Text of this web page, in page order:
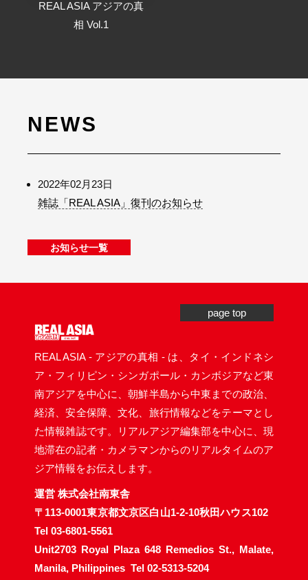
REAL ASIA アジアの真
相 Vol.1
NEWS
2022年02月23日
雑誌「REAL ASIA」復刊のお知らせ
お知らせ一覧
page top
REAL ASIA - アジアの真相 - は、タイ・インドネシ
ア・フィリピン・シンガポール・カンボジアなど東
南アジアを中心に、朝鮮半島から中東までの政治、
経済、安全保障、文化、旅行情報などをテーマとし
た情報雑誌です。リアルアジア編集部を中心に、現
地滞在の記者・カメラマンからのリアルタイムのア
ジア情報をお伝えします。
運営 株式会社南東舎
〒113-0001東京都文京区白山1-2-10秋田ハウス102
Tel 03-6801-5561
Unit2703 Royal Plaza 648 Remedios St., Malate,
Manila, Philippines Tel 02-5313-5204